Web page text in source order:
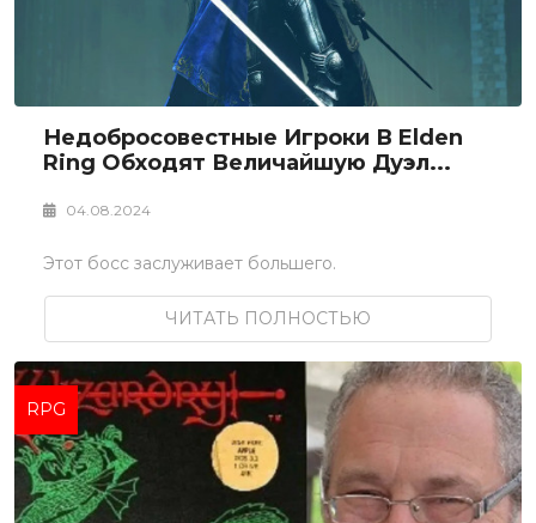
Недобросовестные Игроки В Elden
Ring Обходят Величайшую Дуэл...
04.08.2024
Этот босс заслуживает большего.
ЧИТАТЬ ПОЛНОСТЬЮ
RPG